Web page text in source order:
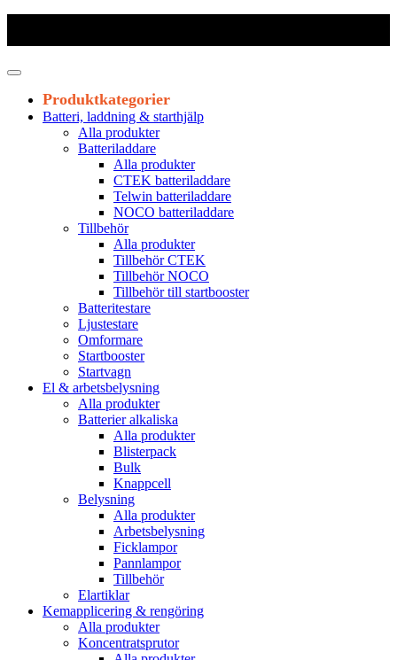
Produktkategorier
Batteri, laddning & starthjälp
Alla produkter
Batteriladdare
Alla produkter
CTEK batteriladdare
Telwin batteriladdare
NOCO batteriladdare
Tillbehör
Alla produkter
Tillbehör CTEK
Tillbehör NOCO
Tillbehör till startbooster
Batteritestare
Ljustestare
Omformare
Startbooster
Startvagn
El & arbetsbelysning
Alla produkter
Batterier alkaliska
Alla produkter
Blisterpack
Bulk
Knappcell
Belysning
Alla produkter
Arbetsbelysning
Ficklampor
Pannlampor
Tillbehör
Elartiklar
Kemapplicering & rengöring
Alla produkter
Koncentratsprutor